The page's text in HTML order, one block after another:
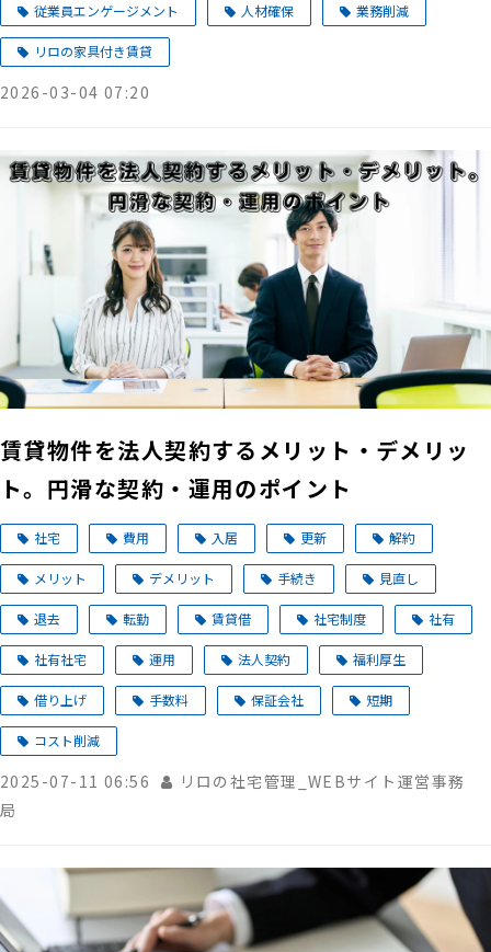
従業員エンゲージメント 人材確保 業務削減
リロの家具付き賃貸
2026-03-04 07:20
賃貸物件を法人契約するメリット・デメリッ
ト。円滑な契約・運用のポイント
社宅 費用 入居 更新 解約
メリット デメリット 手続き 見直し
退去 転勤 賃貸借 社宅制度 社有
社有社宅 運用 法人契約 福利厚生
借り上げ 手数料 保証会社 短期
コスト削減
2025-07-11 06:56
リロの社宅管理_WEBサイト運営事務
局